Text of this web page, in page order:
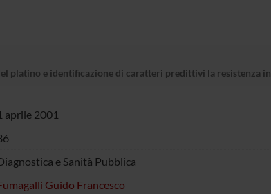
platino e identificazione di caratteri predittivi la resistenza
aprile 2001
e Sanità Pubblica
Guido Francesco